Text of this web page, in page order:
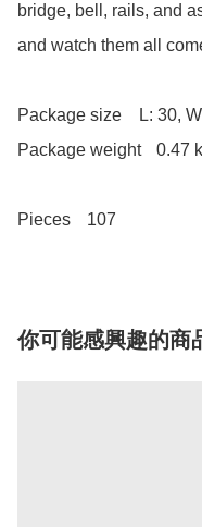
bridge, bell, rails, and
and watch them all
Package size	L: 30, W: 9, H: 24 cm
Package weight	0.47 kg
Pieces	107
你可能感興趣的商